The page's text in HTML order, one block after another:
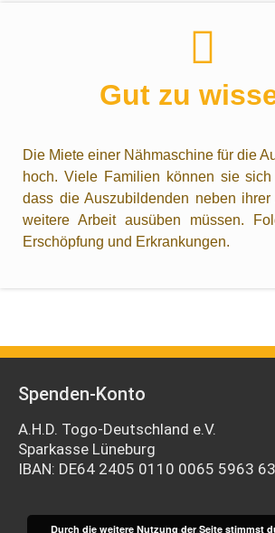
Gut zu
Die Miete einer Nähmaschine für die
hoch. Viele Familien können sie
dass die Auszubildenden neben
weitere Arbeit ausüben müssen.
Erschöpfung und Erkrankungen.
Spenden-Konto
A.H.D. Togo-Deutschland e.V.
Sparkasse Lüneburg
IBAN: DE64 2405 0110 0065 5963 63
Durch die weitere Nutzung der Seite stimmst